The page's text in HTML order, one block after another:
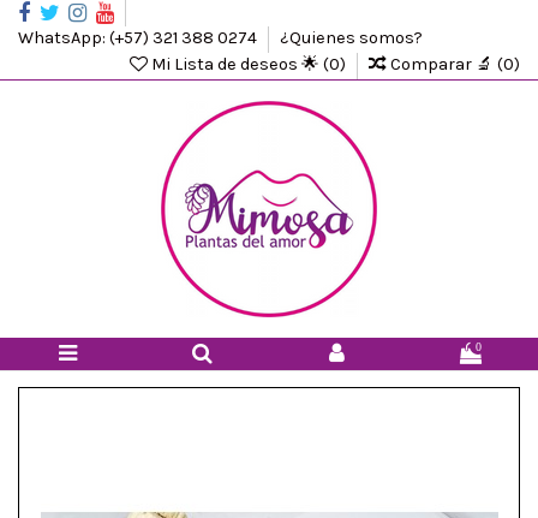
WhatsApp: (+57) 321 388 0274
¿Quienes somos?
Mi Lista de deseos 🌟 (0) Comparar 🔬 (0)
0